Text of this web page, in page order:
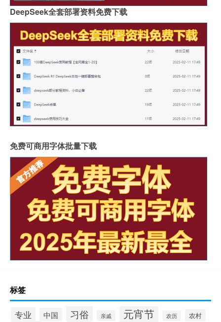
DeepSeek全套部署资料免费下载
免费可商用字体批量下载
标签
专业 中国 习俗 亲戚 元宵节 农历 农村